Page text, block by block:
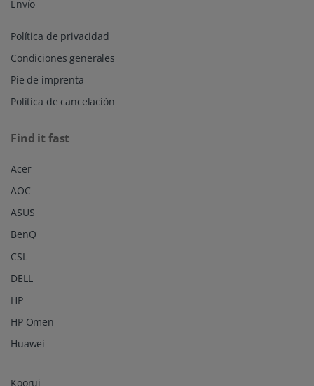
Envío
Política de privacidad
Condiciones generales
Pie de imprenta
Política de cancelación
Find it fast
Acer
AOC
ASUS
BenQ
CSL
DELL
HP
HP Omen
Huawei
Koorui